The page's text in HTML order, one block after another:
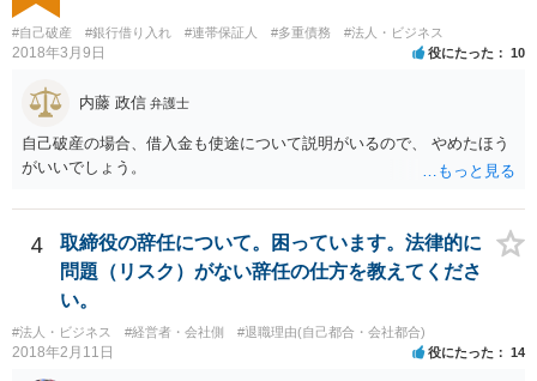
#自己破産 #銀行借り入れ #連帯保証人 #多重債務 #法人・ビジネス
2018年3月9日 役にたった 10
内藤 政信 弁護士
自己破産の場合、借入金も使途について説明がいるので、 やめたほう
がいいでしょう。
4
取締役の辞任について。困っています。法律的に
問題（リスク）がない辞任の仕方を教えてくださ
い。
#法人・ビジネス #経営者・会社側 #退職理由(自己都合・会社都合)
2018年2月11日 役にたった 14